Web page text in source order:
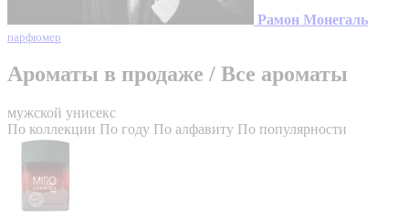
Рамон Монегаль
парфюмер
Ароматы в продаже / Все ароматы
мужской унисекс
По коллекции По году По алфавиту По популярности